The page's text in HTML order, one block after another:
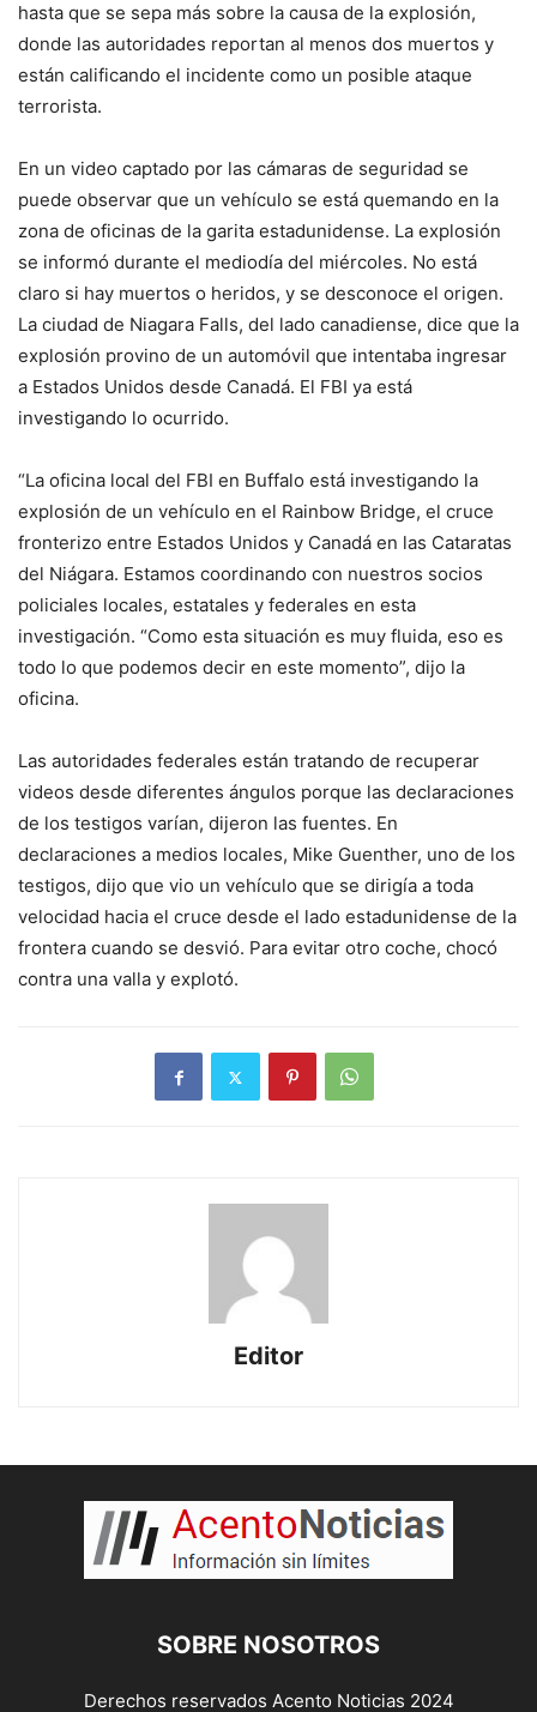
hasta que se sepa más sobre la causa de la explosión,
donde las autoridades reportan al menos dos muertos y
están calificando el incidente como un posible ataque
terrorista.
En un video captado por las cámaras de seguridad se
puede observar que un vehículo se está quemando en la
zona de oficinas de la garita estadunidense. La explosión
se informó durante el mediodía del miércoles. No está
claro si hay muertos o heridos, y se desconoce el origen.
La ciudad de Niagara Falls, del lado canadiense, dice que la
explosión provino de un automóvil que intentaba ingresar
a Estados Unidos desde Canadá. El FBI ya está
investigando lo ocurrido.
“La oficina local del FBI en Buffalo está investigando la
explosión de un vehículo en el Rainbow Bridge, el cruce
fronterizo entre Estados Unidos y Canadá en las Cataratas
del Niágara. Estamos coordinando con nuestros socios
policiales locales, estatales y federales en esta
investigación. “Como esta situación es muy fluida, eso es
todo lo que podemos decir en este momento”, dijo la
oficina.
Las autoridades federales están tratando de recuperar
videos desde diferentes ángulos porque las declaraciones
de los testigos varían, dijeron las fuentes. En
declaraciones a medios locales, Mike Guenther, uno de los
testigos, dijo que vio un vehículo que se dirigía a toda
velocidad hacia el cruce desde el lado estadunidense de la
frontera cuando se desvió. Para evitar otro coche, chocó
contra una valla y explotó.
Editor
SOBRE NOSOTROS
Derechos reservados Acento Noticias 2024